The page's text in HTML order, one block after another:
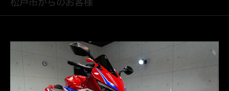
松戸市からのお客様